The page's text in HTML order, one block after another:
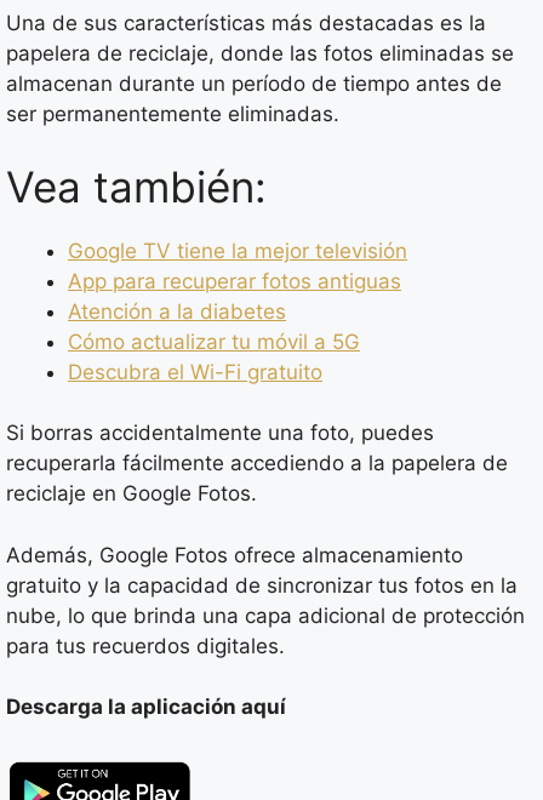
Una de sus características más destacadas es la
papelera de reciclaje, donde las fotos eliminadas se
almacenan durante un período de tiempo antes de
ser permanentemente eliminadas.
Vea también:
Google TV tiene la mejor televisión
App para recuperar fotos antiguas
Atención a la diabetes
Cómo actualizar tu móvil a 5G
Descubra el Wi-Fi gratuito
Si borras accidentalmente una foto, puedes
recuperarla fácilmente accediendo a la papelera de
reciclaje en Google Fotos.
Además, Google Fotos ofrece almacenamiento
gratuito y la capacidad de sincronizar tus fotos en la
nube, lo que brinda una capa adicional de protección
para tus recuerdos digitales.
Descarga la aplicación aquí